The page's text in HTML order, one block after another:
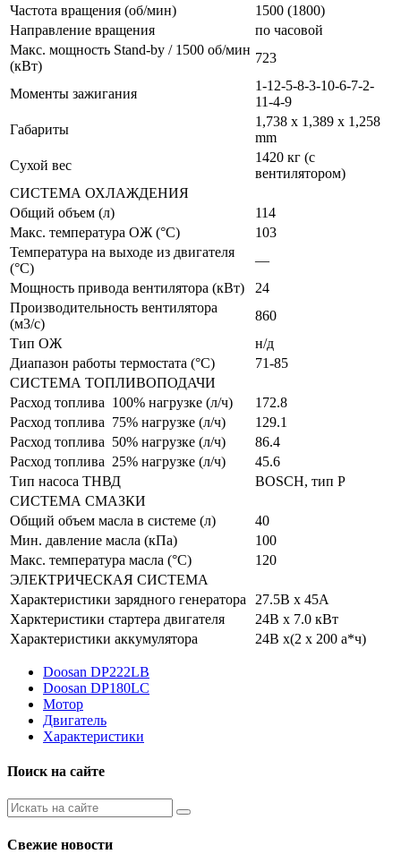
Частота вращения (об/мин)
1500 (1800)
Направление вращения
по часовой
Макс. мощность Stand-by / 1500 об/мин
(кВт)
723
Моменты зажигания
1-12-5-8-3-10-6-7-2-
11-4-9
Габариты
1,738 x 1,389 x 1,258
mm
Сухой вес
1420 кг (с
вентилятором)
СИСТЕМА ОХЛАЖДЕНИЯ
Общий объем (л)
114
Макс. температура ОЖ (°C)
103
Температура на выходе из двигателя
(°C)
—
Мощность привода вентилятора (кВт)
24
Производительность вентилятора
(м3/c)
860
Тип ОЖ
н/д
Диапазон работы термостата (°C)
71-85
СИСТЕМА ТОПЛИВОПОДАЧИ
Расход топлива 100% нагрузке (л/ч)
172.8
Расход топлива 75% нагрузке (л/ч)
129.1
Расход топлива 50% нагрузке (л/ч)
86.4
Расход топлива 25% нагрузке (л/ч)
45.6
Тип насоса ТНВД
BOSCH, тип Р
СИСТЕМА СМАЗКИ
Общий объем масла в системе (л)
40
Мин. давление масла (кПа)
100
Макс. температура масла (°C)
120
ЭЛЕКТРИЧЕСКАЯ СИСТЕМА
Характеристики зарядного генератора
27.5В х 45А
Харктеристики стартера двигателя
24В х 7.0 кВт
Характеристики аккумулятора
24В х(2 х 200 а*ч)
Doosan DP222LB
Doosan DP180LC
Мотор
Двигатель
Характеристики
Поиск на сайте
Свежие новости